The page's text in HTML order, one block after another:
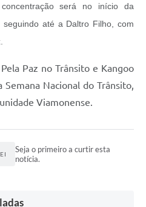
será no início da
até a Daltro Filho, com
Paz no Trânsito e Kangoo
Nacional do Trânsito,
Viamonense.
Seja o primeiro a curtir esta
notícia.